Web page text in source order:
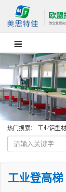
热门搜索： 工业铝型材
工业登高梯